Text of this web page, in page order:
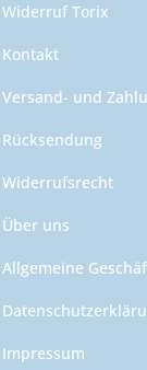
Widerruf Torix
Kontakt
Versand- und
Rücksendung
Widerrufsrecht
Über uns
Allgemeine
Impressum